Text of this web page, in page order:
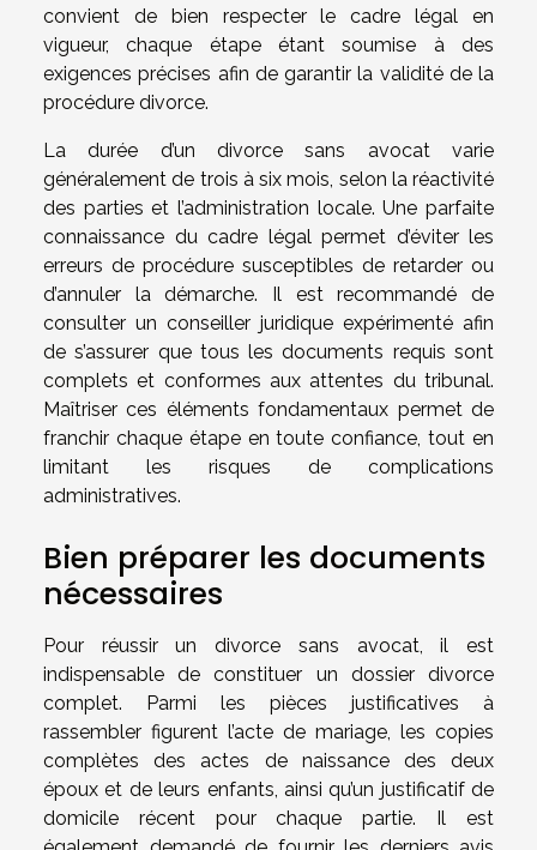
convient de bien respecter le cadre légal en
vigueur, chaque étape étant soumise à des
exigences précises afin de garantir la validité de la
procédure divorce.
La durée d’un divorce sans avocat varie
généralement de trois à six mois, selon la réactivité
des parties et l’administration locale. Une parfaite
connaissance du cadre légal permet d’éviter les
erreurs de procédure susceptibles de retarder ou
d’annuler la démarche. Il est recommandé de
consulter un conseiller juridique expérimenté afin
de s’assurer que tous les documents requis sont
complets et conformes aux attentes du tribunal.
Maîtriser ces éléments fondamentaux permet de
franchir chaque étape en toute confiance, tout en
limitant les risques de complications
administratives.
Bien préparer les documents
nécessaires
Pour réussir un divorce sans avocat, il est
indispensable de constituer un dossier divorce
complet. Parmi les pièces justificatives à
rassembler figurent l’acte de mariage, les copies
complètes des actes de naissance des deux
époux et de leurs enfants, ainsi qu’un justificatif de
domicile récent pour chaque partie. Il est